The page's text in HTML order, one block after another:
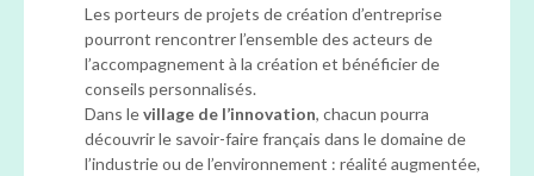
Les porteurs de projets de création d’entreprise
pourront rencontrer l’ensemble des acteurs de
l’accompagnement à la création et bénéficier de
conseils personnalisés.
Dans levillage de l’innovation, chacun pourra
découvrir le savoir-faire français dans le domaine de
l’industrie ou de l’environnement : réalité augmentée,